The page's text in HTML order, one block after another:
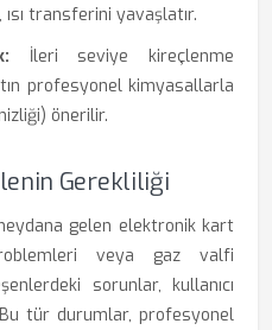
transferini yavaşlatır.
İleri seviye kireçlenme
profesyonel kimyasallarla
önerilir.
Gerekliliği
gelen elektronik kart
veya gaz valfi
sorunlar, kullanıcı
tür durumlar, profesyonel